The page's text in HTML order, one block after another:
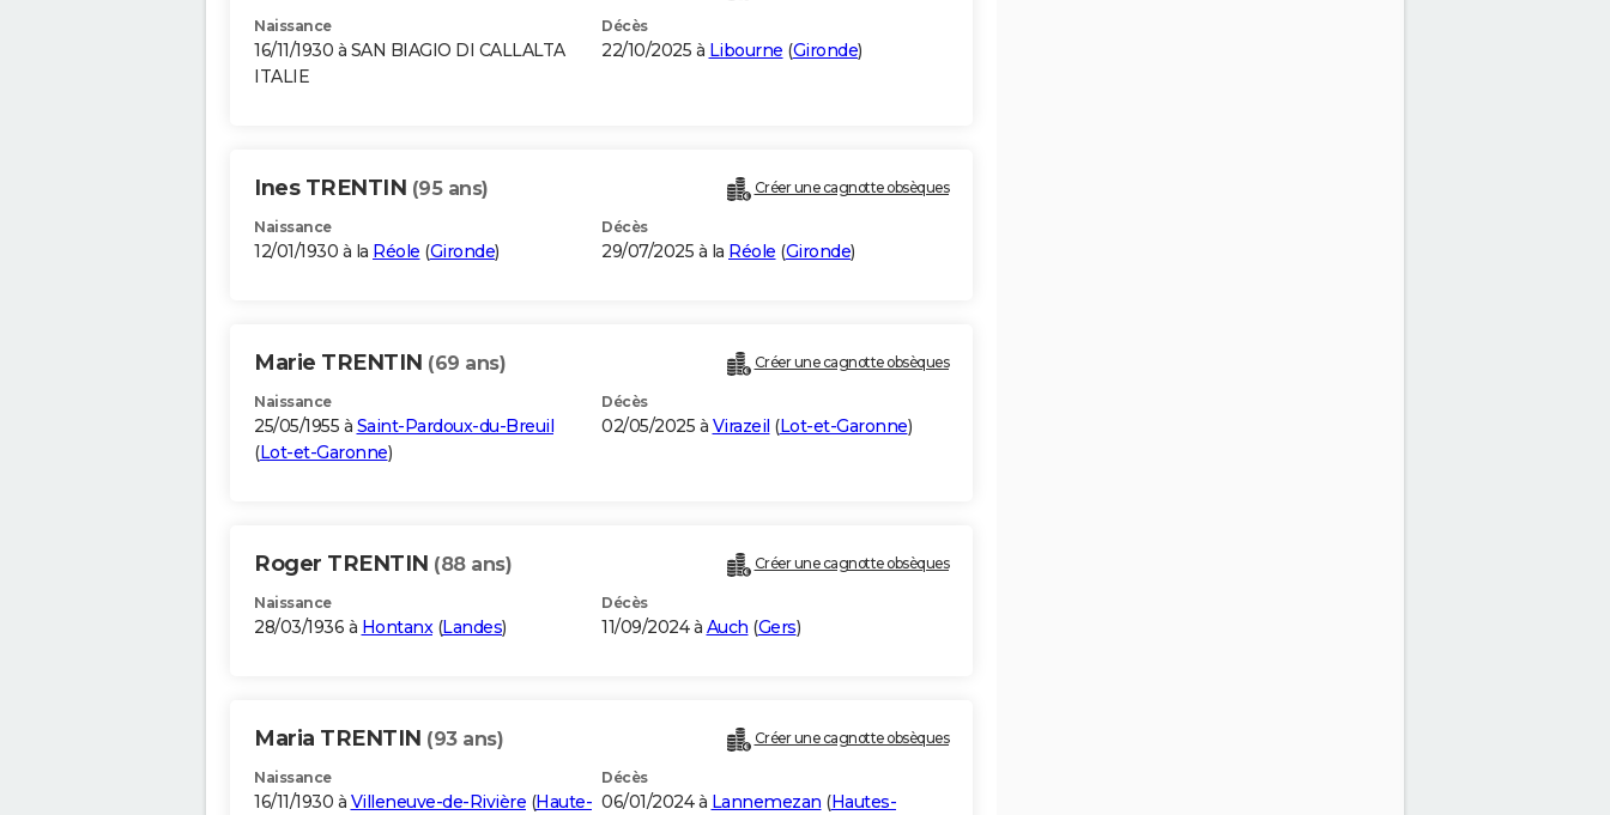
Naissance
16/11/1930 à SAN BIAGIO DI CALLALTA
ITALIE
Décès
22/10/2025 à Libourne (Gironde)
Ines TRENTIN (95 ans) Créer une cagnotte obsèques
Naissance
12/01/1930 à la Réole (Gironde)
Décès
29/07/2025 à la Réole (Gironde)
Marie TRENTIN (69 ans) Créer une cagnotte obsèques
Naissance
25/05/1955 à Saint-Pardoux-du-Breuil
(Lot-et-Garonne)
Décès
02/05/2025 à Virazeil (Lot-et-Garonne)
Roger TRENTIN (88 ans) Créer une cagnotte obsèques
Naissance
28/03/1936 à Hontanx(Landes)
Décès
11/09/2024 à Auch (Gers)
Maria TRENTIN (93 ans) Créer une cagnotte obsèques
Naissance
16/11/1930 à Villeneuve-de-Rivière (Haute-
Décès
06/01/2024 à Lannemezan (Hautes-